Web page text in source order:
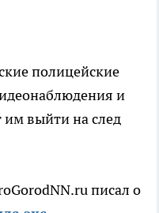
полицейские
и
им выйти на след
писал о